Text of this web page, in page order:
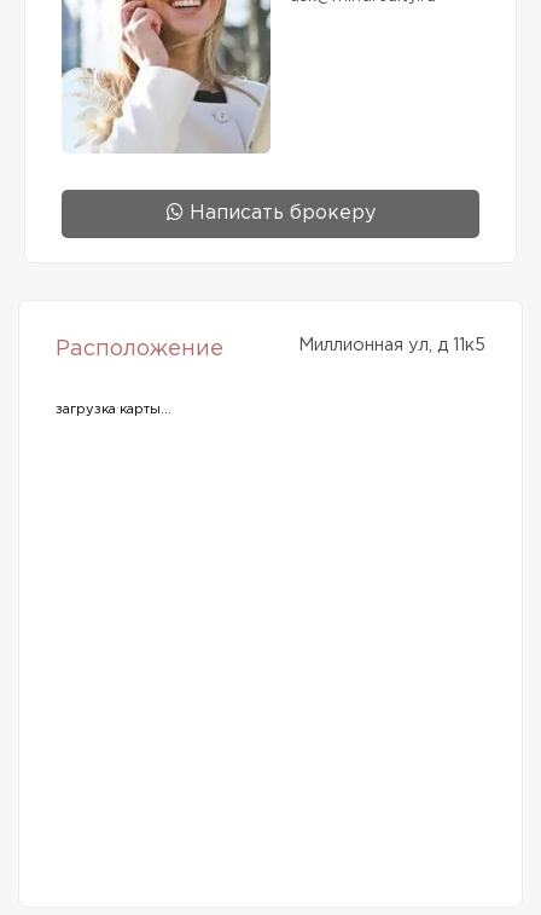
Написать брокеру
Расположение Миллионная ул, д 11к5
загрузка карты...